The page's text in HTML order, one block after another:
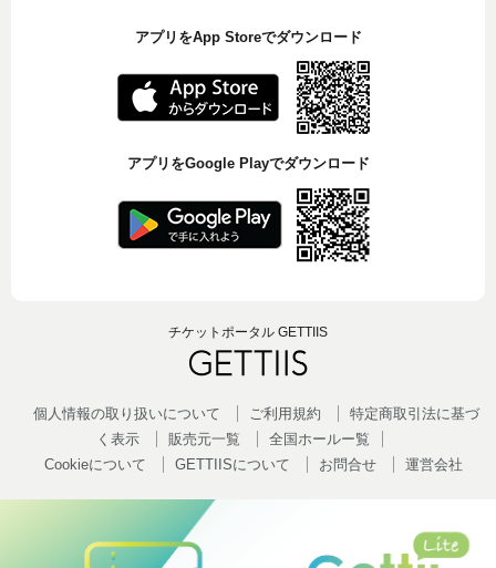
アプリをApp Storeでダウンロード
アプリをGoogle Playでダウンロード
チケットポータル GETTIIS
個人情報の取り扱いについて ご利用規約
特定商取引法に基づ
く表示
販売元一覧
全国ホールー覧
Cookieについて
GETTIISについて お問合せ 運営会社